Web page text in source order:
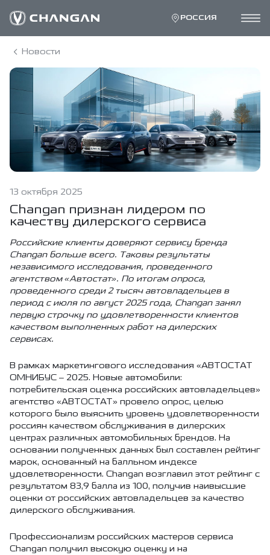
РОССИЯ
Новости
13 октября 2025
Changan признан лидером по
качеству дилерского сервиса
Российские клиенты доверяют сервису бренда
Changan больше всего. Таковы результаты
независимого исследования, проведенного
агентством «Автостат». По итогам опроса,
проведенного среди 2 тысяч автовладельцев в
период с июля по август 2025 года, Changan занял
первую строчку по удовлетворенности клиентов
качеством выполненных работ на дилерских
сервисах.
В рамках маркетингового исследования «АВТОСТАТ
ОМНИБУС – 2025. Новые автомобили:
потребительская оценка российских автовладельцев»
агентство «АВТОСТАТ» провело опрос, целью
которого было выяснить уровень удовлетворенности
россиян качеством обслуживания в дилерских
центрах различных автомобильных брендов. На
основании полученных данных был составлен рейтинг
марок, основанный на балльном индексе
удовлетворенности. Changan возглавил этот рейтинг с
результатом 83,9 балла из 100, получив наивысшие
оценки от российских автовладельцев за качество
дилерского обслуживания.
Профессионализм российских мастеров сервиса
Changan получил высокую оценку и на